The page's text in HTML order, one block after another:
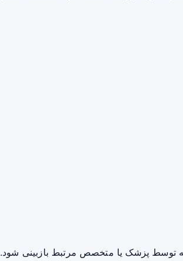
توسط پزشک یا متخصص مرتبط بازبینی شود.